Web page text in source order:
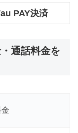
PAY決済
通話料金を